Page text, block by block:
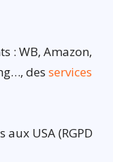
: WB, Amazon,
des services
USA (RGPD